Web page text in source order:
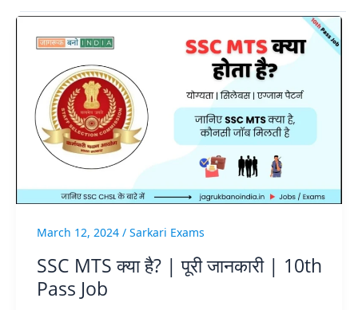
March 12, 2024 / Sarkari Exams
SSC MTS क्या है? | पूरी जानकारी | 10th
Pass Job
MTS
है?
|
पूरी
जानकारी
10th
Pass